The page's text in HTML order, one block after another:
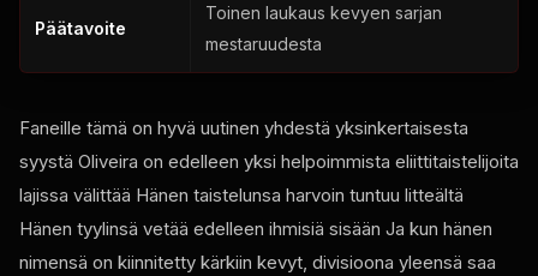
Päätavoite
Toinen laukaus kevyen sarjan
mestaruudesta
Faneille tämä on hyvä uutinen yhdestä yksinkertaisesta
syystä Oliveira on edelleen yksi helpoimmista eliittitaistelijoita
lajissa välittää Hänen taistelunsa harvoin tuntuu litteältä
Hänen tyylinsä vetää edelleen ihmisiä sisään Ja kun hänen
nimensä on kiinnitetty kärkiin kevyt, divisioona yleensä saa